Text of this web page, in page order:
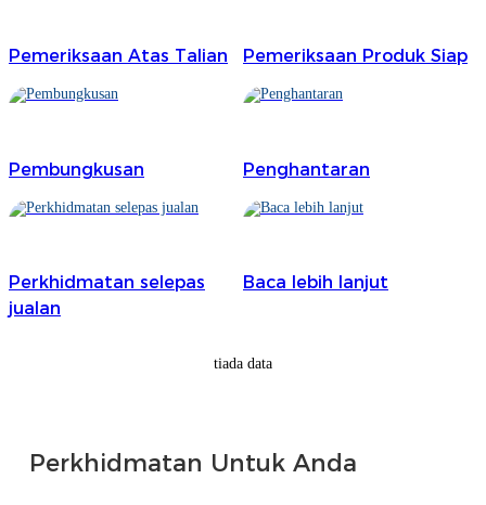
Sesotho
čeština
latviešu valoda‎
Pemeriksaan Atas Talian Pemeriksaan Produk Siap
Pembungkusan Penghantaran
Perkhidmatan selepas
jualan
Baca lebih lanjut
tiada data
Perkhidmatan Untuk Anda